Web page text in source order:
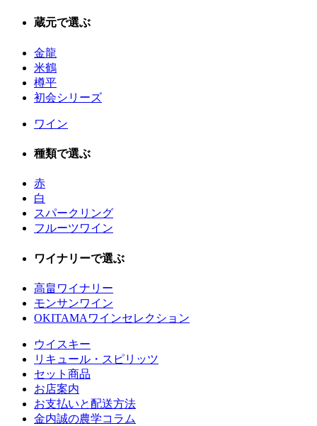
蔵元で選ぶ
金龍
米鶴
樽平
初会シリーズ
ワイン
種類で選ぶ
赤
白
スパークリング
フルーツワイン
ワイナリーで選ぶ
高畠ワイナリー
モンサンワイン
OKITAMAワインセレクション
ウイスキー
リキュール・スピリッツ
セット商品
お店案内
お支払いと配送方法
金内誠の農学コラム